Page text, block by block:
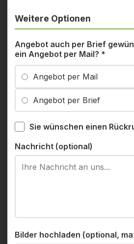
Weitere Optionen
Angebot auch per Brief
ein Angebot per Mail? *
Angebot per Mail
Angebot per Brief
Sie wünschen einen
Nachricht (optional)
Bilder hochladen (optional,